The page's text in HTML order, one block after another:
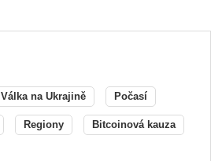
Válka na Ukrajině Počasí
Regiony Bitcoinová kauza